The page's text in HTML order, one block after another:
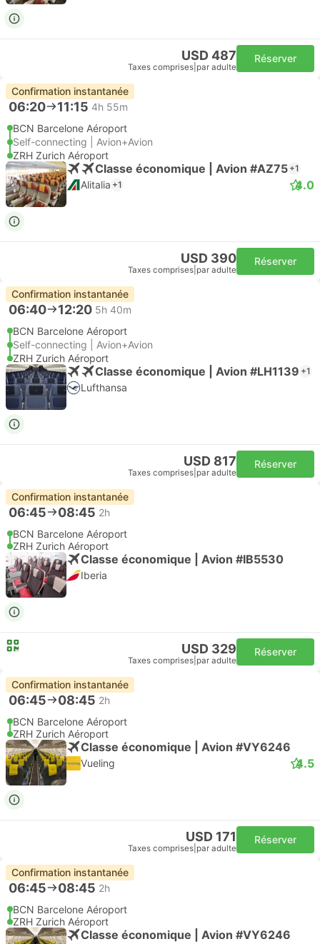
USD 487
Taxes comprises par adulte
Réserver
Confirmation instantanée
06:20 11:15 4h 55m
BCN Barcelone Aéroport
Self-connecting | Avion+Avion
ZRH Zurich Aéroport
Classe économique | Avion #AZ75 +1
Alitalia +1 4.0
USD 390
Taxes comprises par adulte
Réserver
Confirmation instantanée
06:40 12:20 5h 40m
BCN Barcelone Aéroport
Self-connecting | Avion+Avion
ZRH Zurich Aéroport
Classe économique | Avion #LH1139 +1
Lufthansa
USD 817
Taxes comprises par adulte
Réserver
Confirmation instantanée
06:45 08:45 2h
BCN Barcelone Aéroport
ZRH Zurich Aéroport
Classe économique | Avion #IB5530
Iberia
USD 329
Taxes comprises par adulte
Réserver
Confirmation instantanée
06:45 08:45 2h
BCN Barcelone Aéroport
ZRH Zurich Aéroport
Classe économique | Avion #VY6246
Vueling 4.5
USD 171
Taxes comprises par adulte
Réserver
Confirmation instantanée
06:45 08:45 2h
BCN Barcelone Aéroport
ZRH Zurich Aéroport
Classe économique | Avion #VY6246